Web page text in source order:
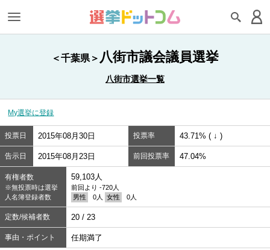
＜千葉県＞ 八街市議会議員選挙
八街市選挙一覧
My選挙に登録
投票日 2015年08月30日 投票率 43.71% ( ↓ )
告示日 2015年08月23日 前回投票率 47.04%
有権者数
※無投票時は選挙
人名簿登録者数
59,103人
前回より -720人
男性
0人 女性 0人
定数/候補者数 20 / 23
事由・ポイント 任期満了